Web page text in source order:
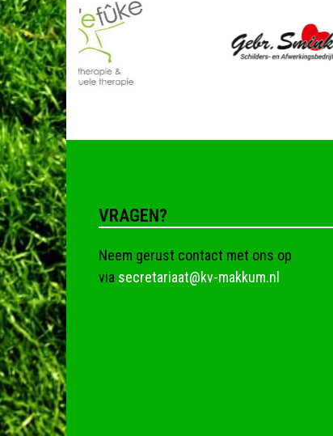
VRAGEN?
Neem gerust contact met ons op
via secretariaat@kv-makkum.nl